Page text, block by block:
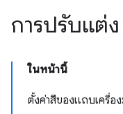
การปรับแต่ง
ในหน้านี้
ตั้งค่าสีของแถบเครื่อ